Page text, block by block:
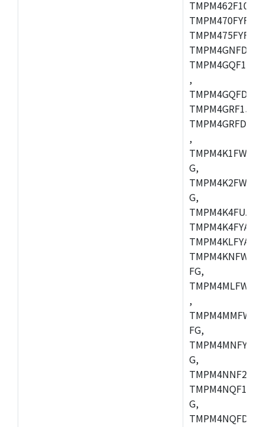
,
,
G,
G,
FG,
,
FG,
G,
G,